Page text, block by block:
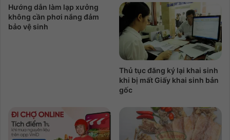
Hướng dẫn làm lạp xưởng
không cần phơi nắng đảm
bảo vệ sinh
Thủ tục đăng ký lại khai sinh
khi bị mất Giấy khai sinh bản
gốc